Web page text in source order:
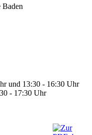
Baden
und 13:30 - 16:30 Uhr
- 17:30 Uhr